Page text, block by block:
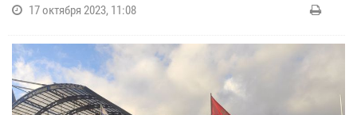
17 октября 2023, 11:08